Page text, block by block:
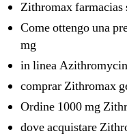
Zithromax farmacias
Come ottengo una
mg
in linea
comprar Zithromax
Ordine 1000 mg
dove acquistare